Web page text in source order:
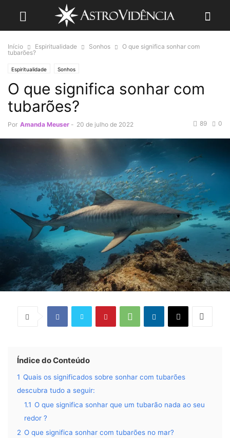
Início Espiritualidade Sonhos
O que significa sonhar com
tubarões?
Espiritualidade Sonhos
O que significa sonhar com
tubarões?
Por Amanda Meuser - 20 de julho de 2022 0
89
Índice do Conteúdo
1 Quais os significados sobre sonhar com tubarões
descubra tudo a seguir:
1.1 O que significa sonhar que um tubarão nada ao seu
redor ?
2 O que significa sonhar com tubarões no mar?